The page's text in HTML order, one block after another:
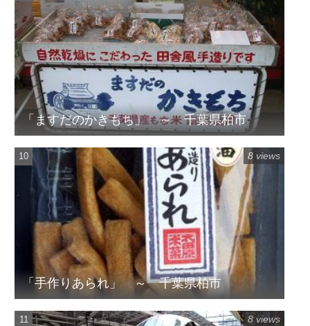
「ますだのかきもち」 ～ 千葉県柏市
「手作りあられ」 ～ 千葉県柏市
8 views
8 views